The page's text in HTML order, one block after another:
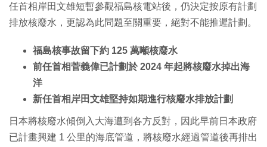
任首相岸田文雄短暫參觀福島核電站後，仍決定按原有計劃
排放核廢水，更認為此問題至關重要，絕對不能推遲計劃。
福島核事故留下約 125 萬噸核廢水
前任首相菅義偉已計劃於 2024 年起將核廢水掉出海
洋
新任首相岸田文雄堅持如期進行核廢水排放計劃
日本將核廢水傾倒入大海遭到各方反對，因此早前日本政府
已計畫興建 1 公里的海底管道，將核廢水經過管道後再排出